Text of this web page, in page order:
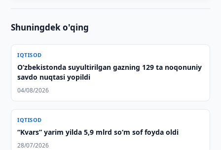
Shuningdek o'qing
IQTISOD
O‘zbekistonda suyultirilgan gazning 129 ta noqonuniy
savdo nuqtasi yopildi
04/08/2026
IQTISOD
“Kvars” yarim yilda 5,9 mlrd so‘m sof foyda oldi
28/07/2026